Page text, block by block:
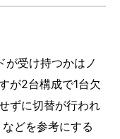
受け持つかはノ
が2台構成で1台欠
ずに切替が行われ
どを参考にする